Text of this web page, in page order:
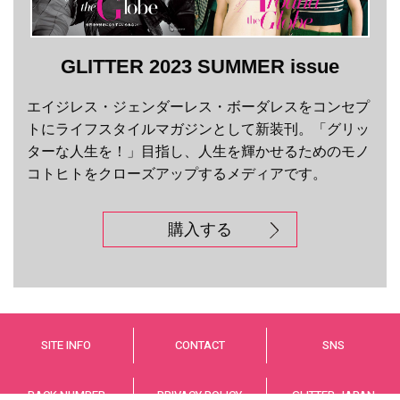
GLITTER 2023 SUMMER issue
エイジレス・ジェンダーレス・ボーダレスをコンセプ
トにライフスタイルマガジンとして新装刊。「グリッ
ターな人生を！」目指し、人生を輝かせるためのモノ
コトヒトをクローズアップするメディアです。
購入する
SITE INFO CONTACT SNS
BACK NUMBER PRIVACY POLICY GLITTER JAPAN